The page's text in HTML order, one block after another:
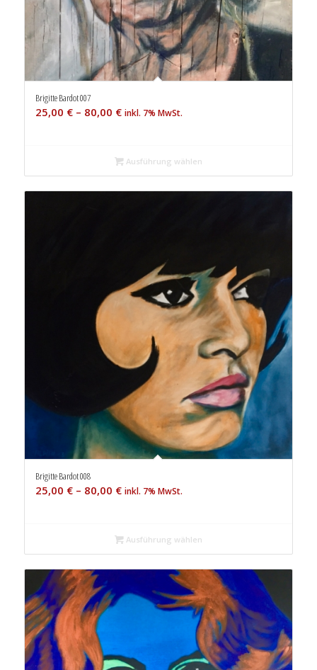
Brigitte Bardot 007
25,00 €– 80,00 € inkl. 7% MwSt.
Ausführung wählen
Brigitte Bardot 008
25,00 €– 80,00 € inkl. 7% MwSt.
Ausführung wählen